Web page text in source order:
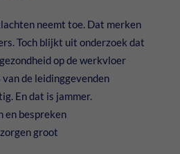
neemt toe. Dat merken
Toch blijkt uit onderzoek dat
op de werkvloer
de leidinggevenden
En dat is jammer.
en bespreken
groot